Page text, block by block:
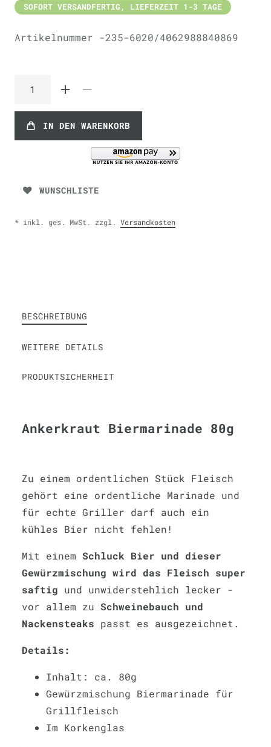
SOFORT VERSANDFERTIG, LIEFERZEIT 1-3 TAGE
Artikelnummer -235-6020/4062988840869
IN DEN WARENKORB
WUNSCHLISTE
* inkl. ges. MwSt. zzgl. Versandkosten
BESCHREIBUNG
WEITERE DETAILS
PRODUKTSICHERHEIT
Ankerkraut Biermarinade 80g
Zu einem ordentlichen Stück Fleisch
gehört eine ordentliche Marinade und
für echte Griller darf auch ein
kühles Bier nicht fehlen!
Mit einem Schluck Bier und dieser
Gewürzmischung wird das Fleisch super
saftig und unwiderstehlich lecker -
vor allem zu Schweinebauch und
Nackensteaks passt es ausgezeichnet.
Details:
Inhalt: ca. 80g
Gewürzmischung Biermarinade für
Grillfleisch
Im Korkenglas